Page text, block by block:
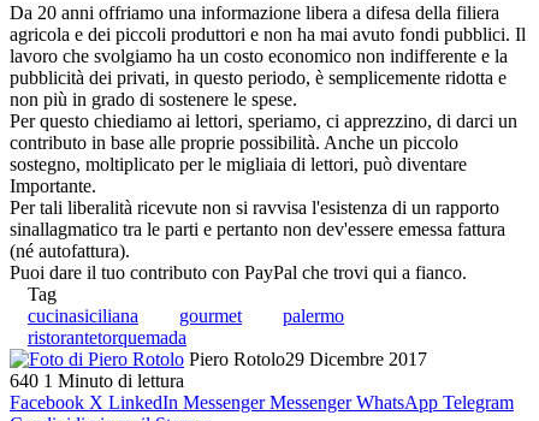
Da 20 anni offriamo una informazione libera a difesa della filiera
agricola e dei piccoli produttori e non ha mai avuto fondi pubblici. Il
lavoro che svolgiamo ha un costo economico non indifferente e la
pubblicità dei privati, in questo periodo, è semplicemente ridotta e
non più in grado di sostenere le spese.
Per questo chiediamo ai lettori, speriamo, ci apprezzino, di darci un
contributo in base alle proprie possibilità. Anche un piccolo
sostegno, moltiplicato per le migliaia di lettori, può diventare
Importante.
Per tali liberalità ricevute non si ravvisa l'esistenza di un rapporto
sinallagmatico tra le parti e pertanto non dev'essere emessa fattura
(né autofattura).
Puoi dare il tuo contributo con PayPal che trovi qui a fianco.
Tag
cucinasiciliana
gourmet
palermo
ristorantetorquemada
Piero Rotolo29 Dicembre 2017
640 1 Minuto di lettura
Facebook X LinkedIn Messenger Messenger WhatsApp Telegram